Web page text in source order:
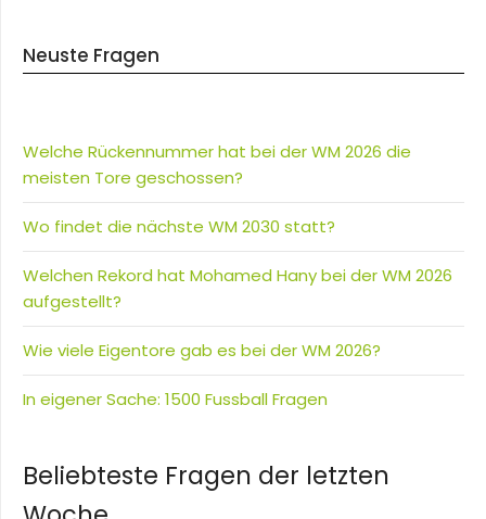
Neuste Fragen
Welche Rückennummer hat bei der WM 2026 die
meisten Tore geschossen?
Wo findet die nächste WM 2030 statt?
Welchen Rekord hat Mohamed Hany bei der WM 2026
aufgestellt?
Wie viele Eigentore gab es bei der WM 2026?
In eigener Sache: 1500 Fussball Fragen
Beliebteste Fragen der letzten